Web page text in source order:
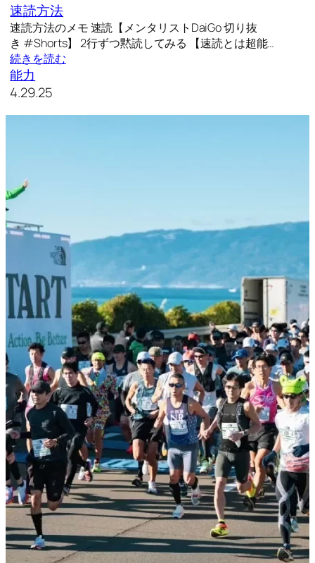
速読方法
速読方法のメモ 速読【メンタリストDaiGo 切り抜
き #Shorts】 2行ずつ黙読してみる 【速読とは超能…
続きを読む
能力
4.29.25